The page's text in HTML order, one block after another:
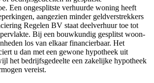
Een ongesplitste verhuurde woning heeft
aangezien minder geldverstrekkers
Regelen BV staat deelverhuur toe tot
Bij een bouwkundig gesplitst woon-
los van elkaar financierbaar. Het
u dan met een gewone hypotheek uit
het bedrijfsgedeelte een zakelijke hypotheek
vereist.